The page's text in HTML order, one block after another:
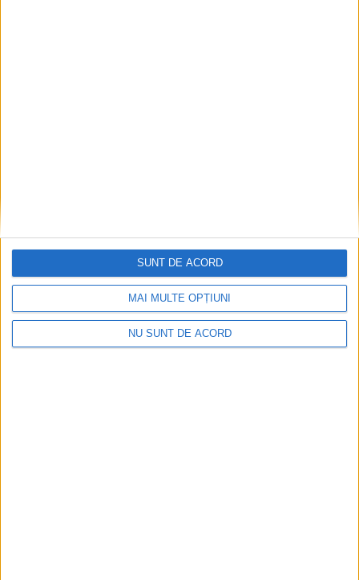
MAI MULTE OPȚIUNI
NU SUNT DE ACORD
SUNT DE ACORD
2026-08-05